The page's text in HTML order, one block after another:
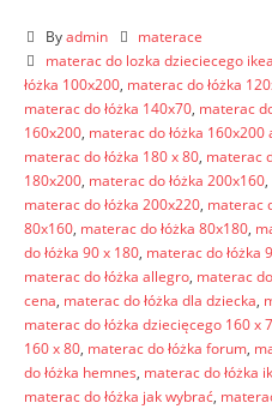
Byadmin
materace
materac do lozka dzieciecego ikea
łóżka 100x200, materac do łóżka
materac do łóżka 140x70, materac
160x200, materac do łóżka 160x200
materac do łóżka 180 x 80, materac
180x200, materac do łóżka 200x160,
materac do łóżka 200x220, materac
80x160, materac do łóżka 80x180,
do łóżka 90 x 180, materac do łóżka
materac do łóżka allegro, materac
cena, materac do łóżka dla dziecka,
materac do łóżka dziecięcego 160 x
160 x 80, materac do łóżka forum,
do łóżka hemnes, materac do łóżka
materac do łóżka jak wybrać,